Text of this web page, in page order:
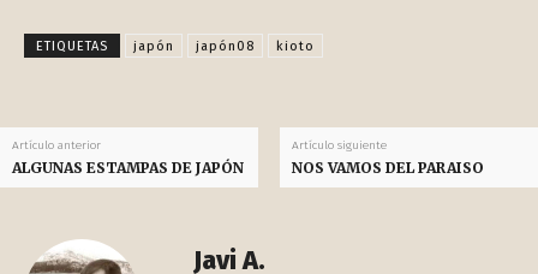
ETIQUETAS japón japón08 kioto
Artículo anterior
ALGUNAS ESTAMPAS DE JAPÓN
Artículo siguiente
NOS VAMOS DEL PARAISO
Javi A.